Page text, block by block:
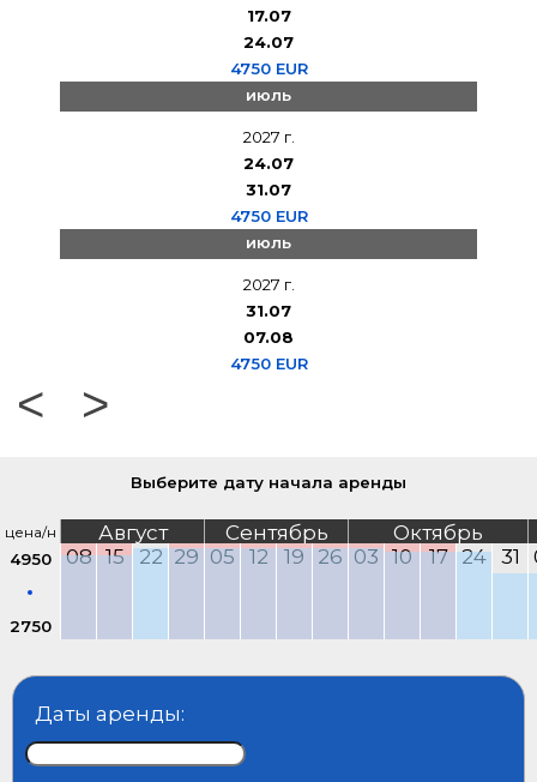
17.07
24.07
4750 EUR
июль
2027 г.
24.07
31.07
4750 EUR
июль
2027 г.
31.07
07.08
4750 EUR
< >
Выберите дату начала аренды
цена/н
4950
2750
Август Сентябрь
Октябрь
08 15 22 29 05 12 19 26 03 10 17 24 31
Даты аренды: